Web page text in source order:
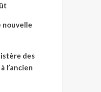
nouvelle
des
l’ancien